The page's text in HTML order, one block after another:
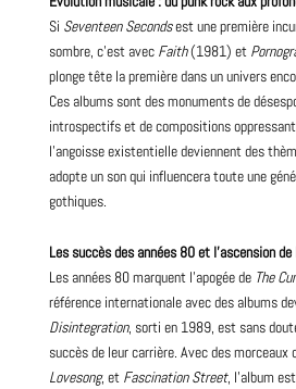
Si Seventeen Secondsest une première
sombre, c’est avec Faith(1981) et
plonge tête la première dans un univers
Ces albumssont des monuments de
introspectifs et de compositions
l’angoisse existentielle deviennent des
adopte un son qui influencera toute une
gothiques.
Les succès des années 80 et l’ascension
Les années 80 marquent l’apogée de The
référence internationale avec des albums
Disintegration, sorti en 1989, est sans
succès de leur carrière. Avec des morceaux
Lovesong, et Fascination Street, l’album